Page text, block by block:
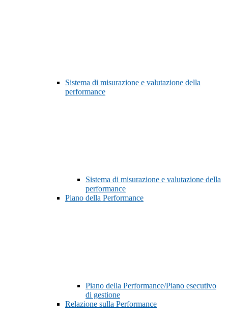
Sistema di misurazione e valutazione della
performance
Sistema di misurazione e valutazione della
performance
Piano della Performance
Piano della Performance/Piano esecutivo
di gestione
Relazione sulla Performance